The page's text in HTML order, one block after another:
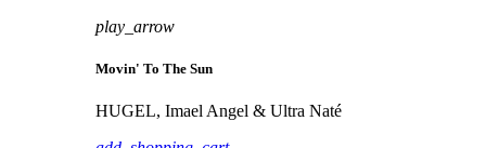
play_arrow
Movin' To The Sun
HUGEL, Imael Angel & Ultra Naté